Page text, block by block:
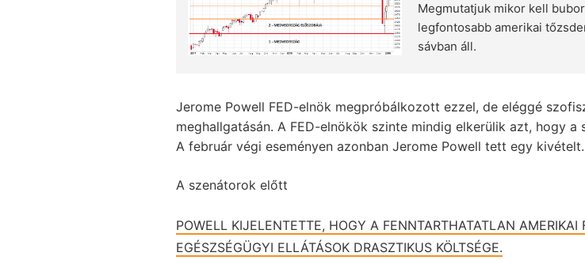
Megmutatjuk mikor kell
legfontosabb amerikai
sávban áll.
Jerome Powell FED-elnök megpróbálkozott ezzel, de eléggé
meghallgatásán. A FED-elnökök szinte mindig elkerülik azt, hogy
A február végi eseményen azonban Jerome Powell tett egy kivételt.
A szenátorok előtt
POWELL KIJELENTETTE, HOGY A FENNTARTHATATLAN
EGÉSZSÉGÜGYI ELLÁTÁSOK DRASZTIKUS KÖLTSÉGE.